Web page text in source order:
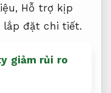
Hỗ trợ kịp
lắp đặt chi tiết.
giảm rủi ro